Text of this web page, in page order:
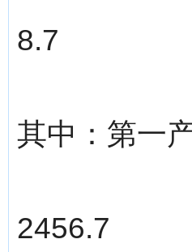
8.7
其中：第一
2456.7